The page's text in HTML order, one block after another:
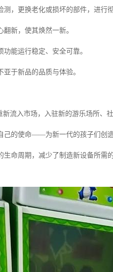
，更换老化或损坏的部件，进行
新，使其焕然一新。
能运行稳定、安全可靠。
于新品的品质与体验。
流入市场，入驻新的游乐场所、
己的使命——为新一代的孩子们创造
命周期，减少了制造新设备所需